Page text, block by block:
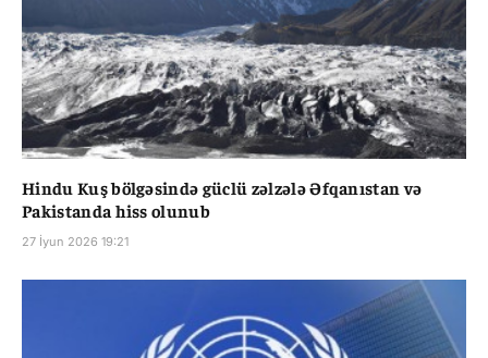
Hindu Kuş bölgəsində güclü zəlzələ Əfqanıstan və
Pakistanda hiss olunub
27 İyun 2026 19:21